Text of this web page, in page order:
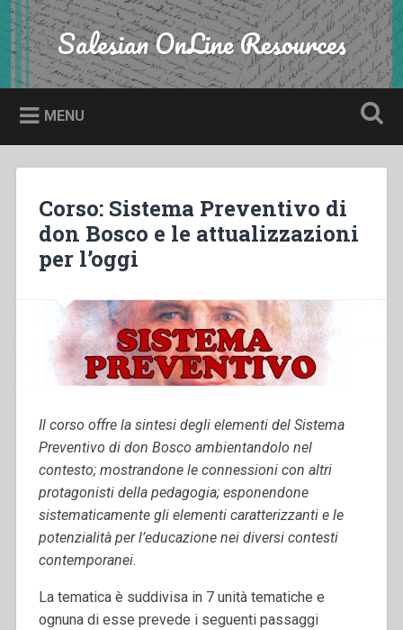
Skip
to
content
Search Salesian OnLine Resources
MENU
Corso: Sistema Preventivo di
don Bosco e le attualizzazioni
per l’oggi
Il corso offre la sintesi degli elementi del Sistema
Preventivo di don Bosco ambientan­dolo nel
contesto; mostrandone le connessioni con altri
protagonisti della pedagogia; esponendone
sistematicamente gli elementi caratte­rizzanti e le
potenzialità per l’educazione nei diversi contesti
contemporanei.
La tematica è suddivisa in 7 unità tematiche e
ognuna di esse prevede i seguenti passaggi